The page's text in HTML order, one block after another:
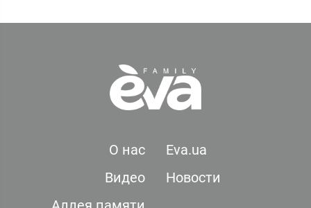
О нас
Eva.ua
Видео
Новости